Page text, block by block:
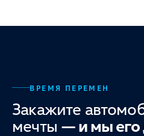
ВРЕМЯ ПЕРЕМЕН
Закажите
мечты — и мы его